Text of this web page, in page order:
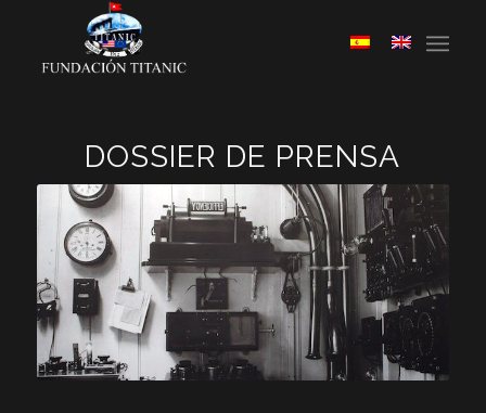
DOSSIER DE PRENSA